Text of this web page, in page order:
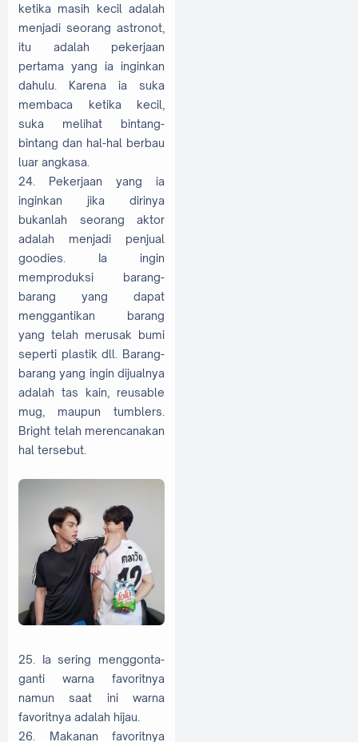
ketika masih kecil adalah
menjadi seorang astronot,
itu adalah pekerjaan
pertama yang ia inginkan
dahulu. Karena ia suka
membaca ketika kecil,
suka melihat bintang-
bintang dan hal-hal berbau
luar angkasa.
24. Pekerjaan yang ia
inginkan jika dirinya
bukanlah seorang aktor
adalah menjadi penjual
goodies. Ia ingin
memproduksi barang-
barang yang dapat
menggantikan barang
yang telah merusak bumi
seperti plastik dll. Barang-
barang yang ingin dijualnya
adalah tas kain, reusable
mug, maupun tumblers.
Bright telah merencanakan
hal tersebut.
25. Ia sering menggonta-
ganti warna favoritnya
namun saat ini warna
favoritnya adalah hijau.
26. Makanan favoritnya